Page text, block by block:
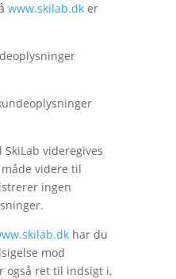
www.skilab.dker
videregives
videre til
ingen
har du
mod
også ret til indsigt i,